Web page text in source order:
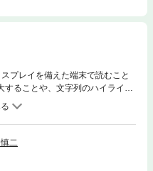
プレイを備えた端末で読むこと
することや、文字列のハイライ
が使用できません。県民の主張が
いる群馬県。短気で頑固な上州人
一冊!上州の人たちは短気、熱しや
われる。そうした上州人気質は
がれている。だがこの気質、
二